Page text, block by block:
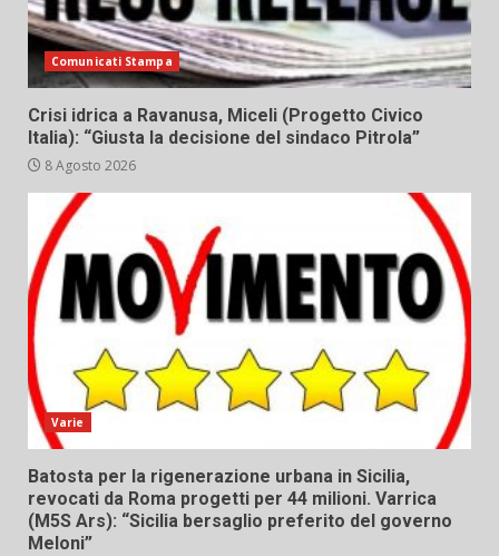
Comunicati Stampa
Crisi idrica a Ravanusa, Miceli (Progetto Civico
Italia): “Giusta la decisione del sindaco Pitrola”
8 Agosto 2026
Varie
Batosta per la rigenerazione urbana in Sicilia,
revocati da Roma progetti per 44 milioni. Varrica
(M5S Ars): “Sicilia bersaglio preferito del governo
Meloni”